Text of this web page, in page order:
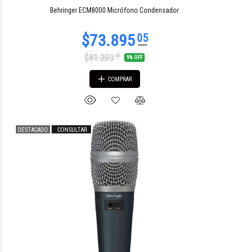
Behringer ECM8000 Micrófono Condensador
$81.20335 9% OFF
COMPRAR
DESTACADO CONSULTAR